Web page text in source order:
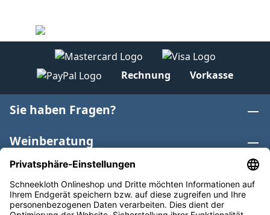
Rechnung Vorkasse
Sie haben Fragen?
Weinberatung
Informationen
Weinkategorien